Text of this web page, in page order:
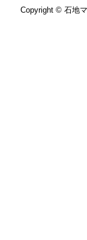
Copyright © 石地